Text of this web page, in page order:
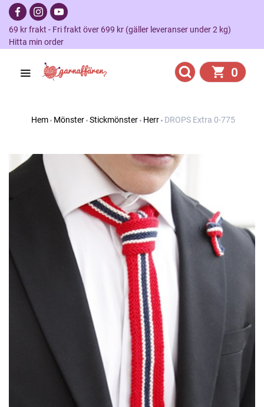
69 kr frakt - Fri frakt över 699 kr (gäller leveranser under 2 kg)
Hitta min order
0
Hem Mönster Stickmönster Herr DROPS Extra 0-775